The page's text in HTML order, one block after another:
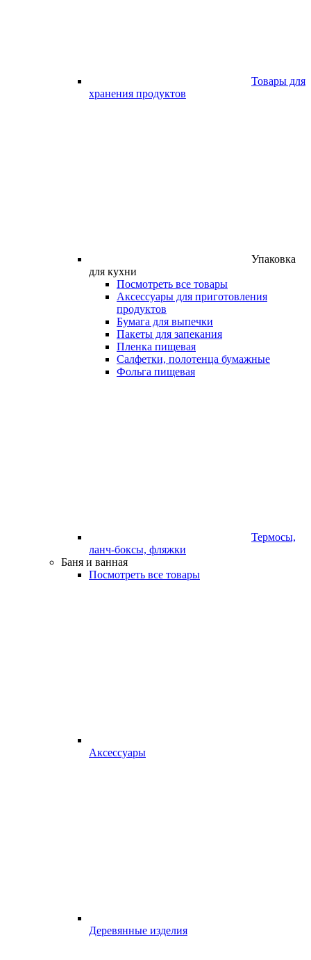
Товары для
хранения продуктов
Упаковка
для кухни
Посмотреть все товары
Аксессуары для приготовления
продуктов
Бумага для выпечки
Пакеты для запекания
Пленка пищевая
Салфетки, полотенца бумажные
Фольга пищевая
Термосы,
ланч-боксы, фляжки
Баня и ванная
Посмотреть все товары
Аксессуары
Деревянные изделия